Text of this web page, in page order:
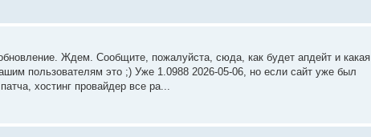
Ждем. Сообщите, пожалуйста, сюда, как будет апдейт и какая
пользователям это ;) Уже 1.0988 2026-05-06, но если сайт уже был
хостинг провайдер все ра...